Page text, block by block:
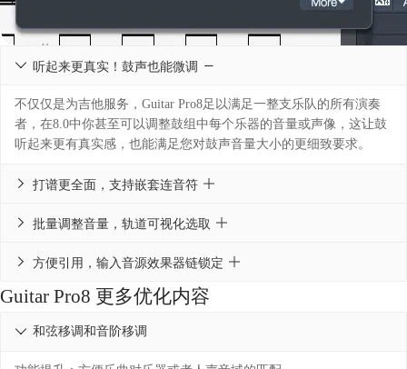
听起来更真实！鼓声也能微调

不仅仅是为吉他服务，Guitar Pro8足以满足一整支乐队的所有演奏
者，在8.0中你甚至可以调整鼓组中每个乐器的音量或声像，这让鼓
听起来更有真实感，也能满足您对鼓声音量大小的更细致要求。
打谱更全面，支持嵌套连音符

批量调整音量，轨道可视化选取

方便引用，输入音源效果器链锁定

Guitar Pro8 更多优化内容
和弦移调和音阶移调
